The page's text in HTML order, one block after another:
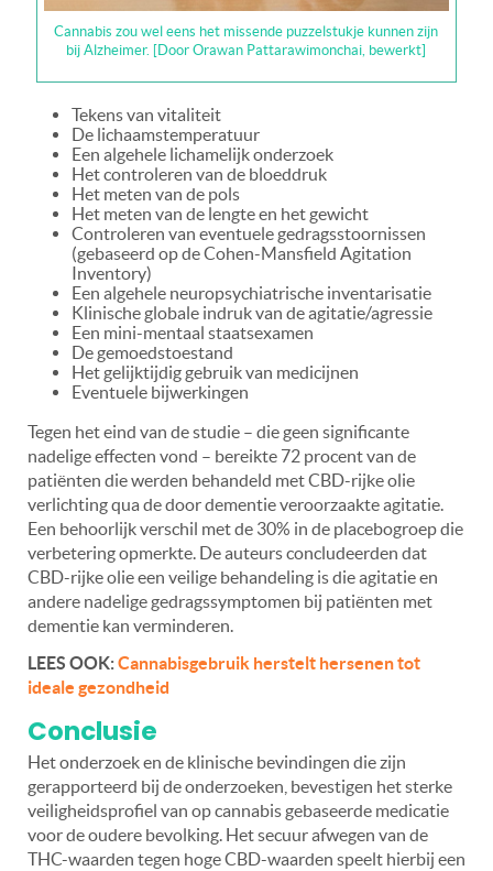
Cannabis zou wel eens het missende puzzelstukje kunnen zijn
bij Alzheimer. [Door Orawan Pattarawimonchai, bewerkt]
Tekens van vitaliteit
De lichaamstemperatuur
Een algehele lichamelijk onderzoek
Het controleren van de bloeddruk
Het meten van de pols
Het meten van de lengte en het gewicht
Controleren van eventuele gedragsstoornissen
(gebaseerd op de Cohen-Mansfield Agitation
Inventory)
Een algehele neuropsychiatrische inventarisatie
Klinische globale indruk van de agitatie/agressie
Een mini-mentaal staatsexamen
De gemoedstoestand
Het gelijktijdig gebruik van medicijnen
Eventuele bijwerkingen
Tegen het eind van de studie – die geen significante
nadelige effecten vond – bereikte 72 procent van de
patiënten die werden behandeld met CBD-rijke olie
verlichting qua de door dementie veroorzaakte agitatie.
Een behoorlijk verschil met de 30% in de placebogroep die
verbetering opmerkte. De auteurs concludeerden dat
CBD-rijke olie een veilige behandeling is die agitatie en
andere nadelige gedragssymptomen bij patiënten met
dementie kan verminderen.
LEES OOK:Cannabisgebruik herstelt hersenen tot
ideale gezondheid
Conclusie
Het onderzoek en de klinische bevindingen die zijn
gerapporteerd bij de onderzoeken, bevestigen het sterke
veiligheidsprofiel van op cannabis gebaseerde medicatie
voor de oudere bevolking. Het secuur afwegen van de
THC-waarden tegen hoge CBD-waarden speelt hierbij een